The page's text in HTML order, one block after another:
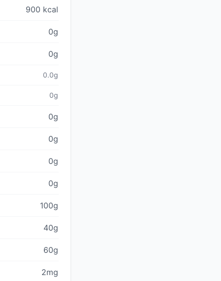
900 kcal
0g
0g
0.0g
0g
0g
0g
0g
0g
100g
40g
60g
2mg